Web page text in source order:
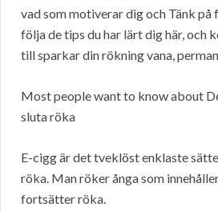
vad som motiverar dig och Tänk
följa de tips du har lärt dig här, och
till sparkar din rökning vana,
Most people want to know about
sluta röka
E-cigg är det tveklöst enklaste
röka. Man röker ånga som
fortsätter röka.